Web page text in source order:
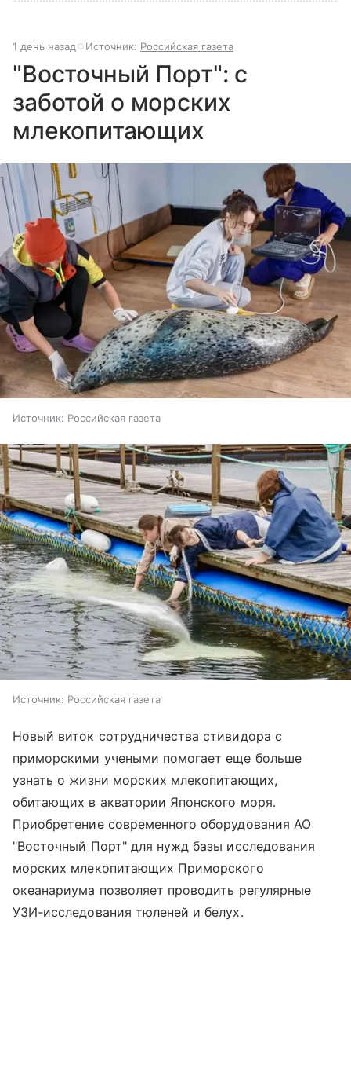
1 день назад Источник: Российская газета
"Восточный Порт": с
заботой о морских
млекопитающих
Источник: Российская газета
Источник: Российская газета
Новый виток сотрудничества стивидора с
приморскими учеными помогает еще больше
узнать о жизни морских млекопитающих,
обитающих в акватории Японского моря.
Приобретение современного оборудования АО
"Восточный Порт" для нужд базы исследования
морских млекопитающих Приморского
океанариума позволяет проводить регулярные
УЗИ-исследования тюленей и белух.